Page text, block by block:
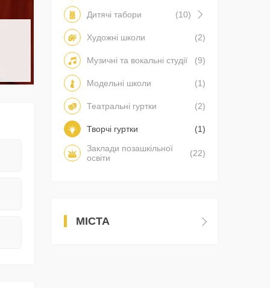
Дитячі табори (10)
Художні школи (2)
Музичні та вокальні студії (9)
Модельні школи (1)
Театральні гуртки (2)
Творчі гуртки
(1)
Заклади позашкільної
освіти
(22)
МІСТА